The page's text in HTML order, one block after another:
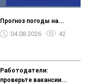
Прогноз погоды на...
04.08.2026 42
️️️Работодатели:
проверьте вакансии...